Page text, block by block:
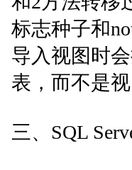
标志种子和
导入视图时
表，而不是
三、SQL